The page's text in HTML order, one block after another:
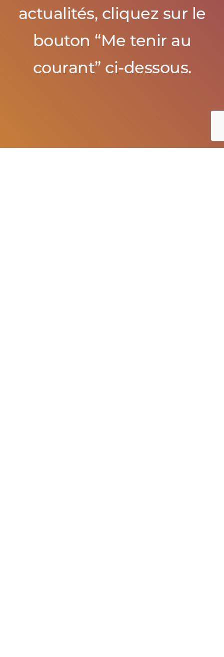
actualités, cliquez sur le
bouton “Me tenir au
courant” ci-dessous.